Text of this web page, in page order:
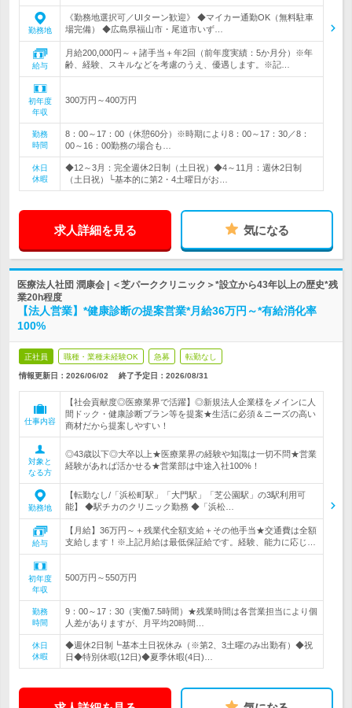
勤務地
《勤務地選択可／UIターン歓迎》 ◆マイカー通勤OK（無料駐車
場完備） ◆広島県福山市・尾道市いず…
給与
月給200,000円～＋諸手当＋年2回（前年度実績：5か月分）※年
齢、経験、スキルなどを考慮のうえ、優遇します。※記…
初年度
年収
300万円～400万円
勤務
時間
8：00～17：00（休憩60分）※時期により8：00～17：30／8：
00～16：00勤務の場合も…
休日
休暇
◆12～3月：完全週休2日制（土日祝）◆4～11月：週休2日制
（土日祝）└基本的に第2・4土曜日がお…
求人詳細を見る 気になる
医療法人社団 潤康会 | ＜芝パーククリニック＞*設立から43年以上の歴史*残
業20h程度
【法人営業】*健康診断の提案営業*月給36万円～*有給消化率
100%
正社員 職種・業種未経験OK 急募 転勤なし
情報更新日：2026/06/02 終了予定日： 2026/08/31
仕事内容
【社会貢献度◎医療業界で活躍】◎新規法人企業様をメインに人
間ドック・健康診断プラン等を提案★生活に必須＆ニーズの高い
商材だから提案しやすい！
対象と
なる方
◎43歳以下◎大卒以上★医療業界の経験や知識は一切不問★営業
経験があれば活かせる★営業部は中途入社100%！
勤務地
【転勤なし/「浜松町駅」「大門駅」「芝公園駅」の3駅利用可
能】 ◆駅チカのクリニック勤務 ◆「浜松…
給与
【月給】36万円～＋残業代全額支給＋その他手当★交通費は全額
支給します！※上記月給は最低保証給です。経験、能力に応じ…
初年度
年収
500万円～550万円
勤務
時間
9：00～17：30（実働7.5時間）★残業時間は各営業担当により個
人差がありますが、月平均20時間…
休日
休暇
◆週休2日制┗基本土日祝休み（※第2、3土曜のみ出勤有）◆祝
日◆特別休暇(12日)◆夏季休暇(4日)…